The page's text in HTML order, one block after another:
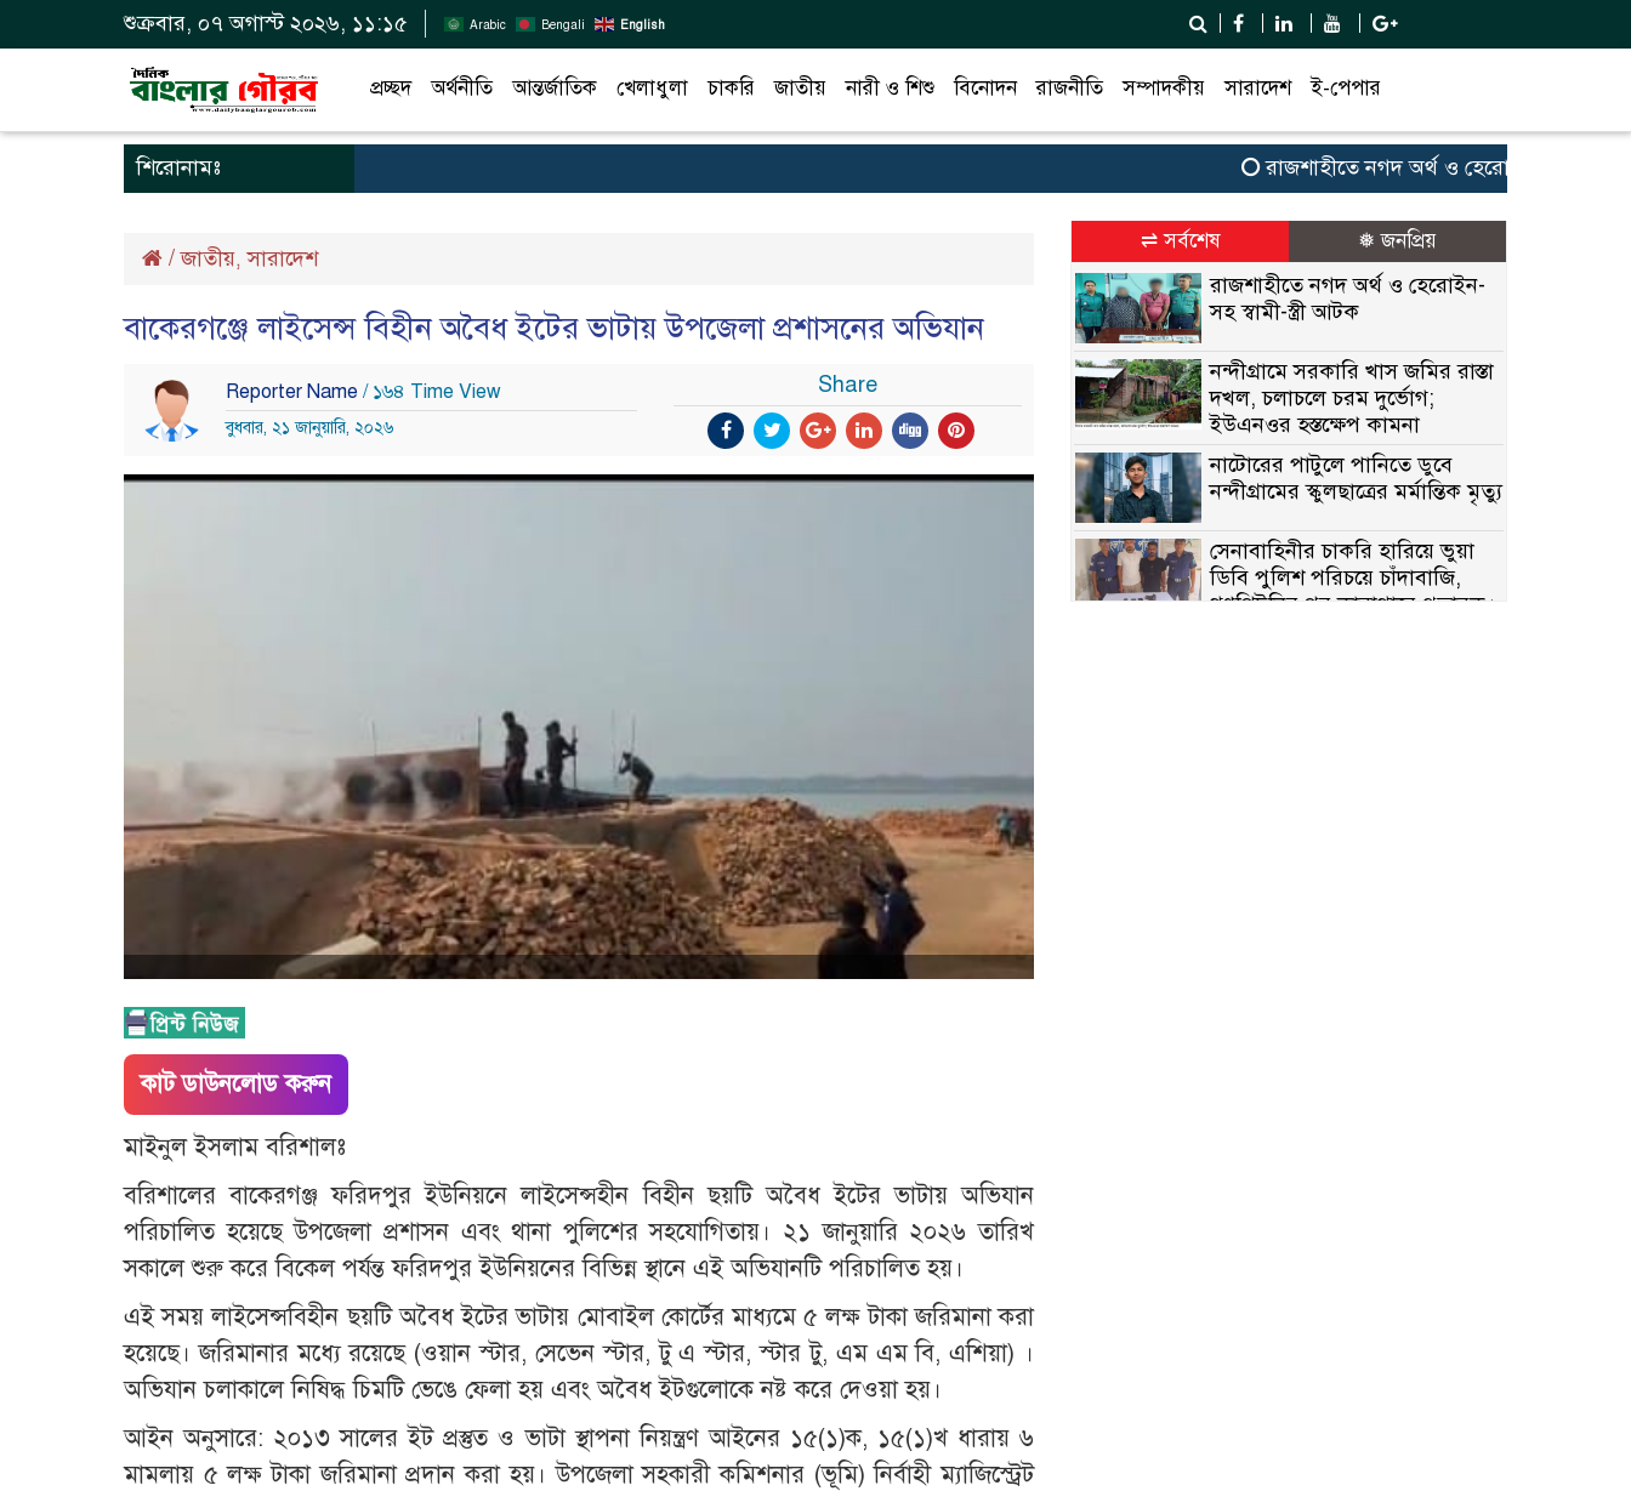
শুক্রবার, ০৭ অগাস্ট ২০২৬, ১১:১৫ Arabic Bengali English
প্রচ্ছদ অর্থনীতি আন্তর্জাতিক খেলাধুলা চাকরি জাতীয় নারী ও শিশু বিনোদন রাজনীতি সম্পাদকীয় সারাদেশ ই-পেপার
শিরোনামঃ রাজশাহীতে নগদ অর্থ ও হেরোইন-সহ স্বামী-স্ত্রী
/জাতীয়,সারাদেশ
বাকেরগঞ্জে লাইসেন্স বিহীন অবৈধ ইটের ভাটায় উপজেলা প্রশাসনের অভিযান
Reporter Name / ১৬৪ Time View
বুধবার, ২১ জানুয়ারি, ২০২৬
Share
কাট ডাউনলোড করুন
মাইনুল ইসলাম বরিশালঃ
বরিশালের বাকেরগঞ্জ ফরিদপুর ইউনিয়নে লাইসেন্সহীন বিহীন ছয়টি অবৈধ ইটের ভাটায় অভিযান
পরিচালিত হয়েছে উপজেলা প্রশাসন এবং থানা পুলিশের সহযোগিতায়। ২১ জানুয়ারি ২০২৬ তারিখ
সকালে শুরু করে বিকেল পর্যন্ত ফরিদপুর ইউনিয়নের বিভিন্ন স্থানে এই অভিযানটি পরিচালিত হয়।
এই সময় লাইসেন্সবিহীন ছয়টি অবৈধ ইটের ভাটায় মোবাইল কোর্টের মাধ্যমে ৫ লক্ষ টাকা জরিমানা করা
হয়েছে। জরিমানার মধ্যে রয়েছে (ওয়ান স্টার, সেভেন স্টার, টু এ স্টার, স্টার টু, এম এম বি, এশিয়া) ।
অভিযান চলাকালে নিষিদ্ধ চিমটি ভেঙে ফেলা হয় এবং অবৈধ ইটগুলোকে নষ্ট করে দেওয়া হয়।
আইন অনুসারে: ২০১৩ সালের ইট প্রস্তুত ও ভাটা স্থাপনা নিয়ন্ত্রণ আইনের ১৫(১)ক, ১৫(১)খ ধারায় ৬
মামলায় ৫ লক্ষ টাকা জরিমানা প্রদান করা হয়। উপজেলা সহকারী কমিশনার (ভূমি) নির্বাহী ম্যাজিস্ট্রেট
⇌ সর্বশেষ ❅ জনপ্রিয়
রাজশাহীতে নগদ অর্থ ও হেরোইন-
সহ স্বামী-স্ত্রী আটক
নন্দীগ্রামে সরকারি খাস জমির রাস্তা
দখল, চলাচলে চরম দুর্ভোগ;
ইউএনওর হস্তক্ষেপ কামনা
নাটোরের পাটুলে পানিতে ডুবে
নন্দীগ্রামের স্কুলছাত্রের মর্মান্তিক মৃত্যু
সেনাবাহিনীর চাকরি হারিয়ে ভুয়া
ডিবি পুলিশ পরিচয়ে চাঁদাবাজি,
গণপিটুনির পর কারাগারে প্রতারক।